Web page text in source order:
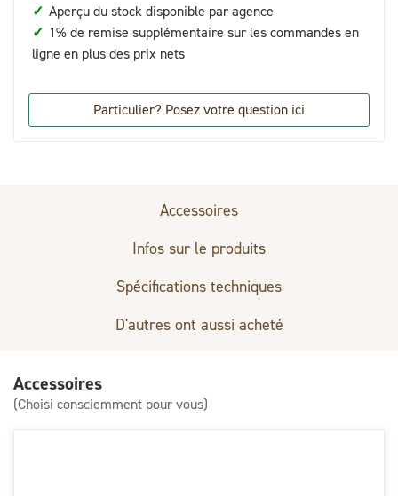
✓ Aperçu du stock disponible par agence
✓ 1% de remise supplémentaire sur les commandes en
ligne en plus des prix nets
Particulier? Posez votre question ici
Accessoires
Infos sur le produits
Spécifications techniques
D'autres ont aussi acheté
Accessoires
(Choisi consciemment pour vous)